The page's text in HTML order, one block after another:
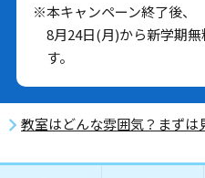
※本キャンペーン終了後、
8月24日(月)から新学期
す。
教室はどんな雰囲気？まずは